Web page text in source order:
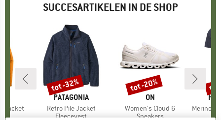
SUCCESARTIKELEN IN DE SHOP
Jacket
MERK
PATAGONIA
Artikel
Retro Pile Jacket
Productgroep
Fleecevest
Korting
tot -32%
MERK
ON
Artikel
Women's Cloud 6
Productgroep
Sneakers
Korting
tot -20%
Artikel
MerinoMix150
tot